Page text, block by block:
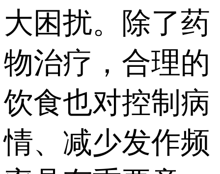
大困扰。除了药
物治疗，合理的
饮食也对控制病
情、减少发作频